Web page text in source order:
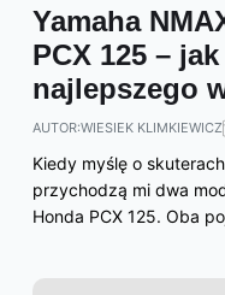
Yamaha
PCX 125 –
najlepszego
AUTOR:WIESIEK KLIMKIEWICZ
Kiedy myślę o
przychodzą mi dwa
Honda PCX 125. Oba